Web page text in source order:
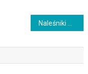
Naleśniki z Białym Serem: Tradycja w Nowym Wydaniu